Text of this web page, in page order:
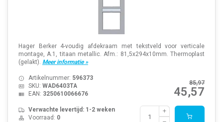
Hager Berker 4-voudig afdekraam met tekstveld voor verticale
montage, A.1, titaan metallic. Afm.: 81,5x294x10mm. Thermoplast
(gelakt). Meer informatie »
85,97
45,57
Artikelnummer: 596373
SKU: WAD6403TA
EAN: 3250610066676
Verwachte levertijd: 1-2 weken
Voorraad: 0